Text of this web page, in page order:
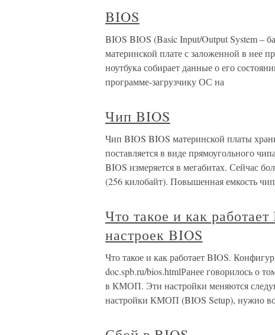
BIOS
BIOS BIOS (Basic Input/Output System –
материнской плате с заложенной в нее
ноутбука собирает данные о его
программе-загрузчику ОС на
Чип BIOS
Чип BIOS BIOS материнской платы
поставляется в виде прямоугольного
BIOS измеряется в мегабитах. Сейчас
(256 килобайт). Повышенная емкость
Что такое и как
настроек BIOS
Что такое и как работает BIOS.
doc.spb.ru/bios.htmlРанее говорилось о
в КМОП. Эти настройки меняются
настройки КМОП (BIOS Setup), нужно во